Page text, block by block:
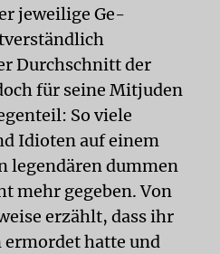
jeweilige Ge-
Durchschnitt der
für seine Mitjuden
So viele
Idioten auf einem
legendären dummen
mehr gegeben. Von
erzählt, dass ihr
ermordet hatte und